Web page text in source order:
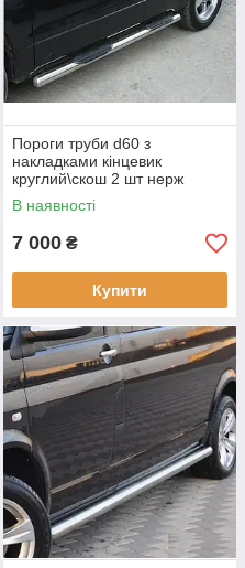
Пороги труби d60 з
накладками кінцевик
круглий\скош 2 шт нерж
Chevrolet Orlando 2010-
В наявності
7 000 ₴
Купити